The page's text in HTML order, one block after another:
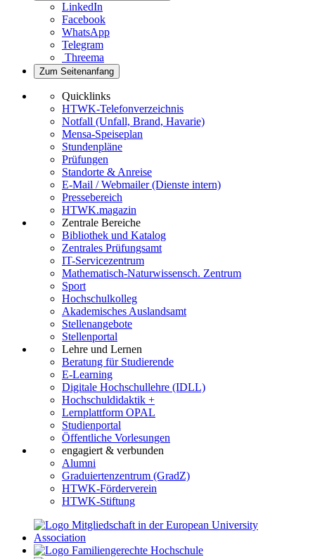
LinkedIn
Facebook
WhatsApp
Telegram
Threema
Zum Seitenanfang
Quicklinks
HTWK-Telefonverzeichnis
Notfall (Unfall, Brand, Havarie)
Mensa-Speiseplan
Stundenpläne
Prüfungen
Standorte & Anreise
E-Mail / Webmailer (Dienste intern)
Pressebereich
HTWK.magazin
Zentrale Bereiche
Bibliothek und Katalog
Zentrales Prüfungsamt
IT-Servicezentrum
Mathematisch-Naturwissensch. Zentrum
Sport
Hochschulkolleg
Akademisches Auslandsamt
Stellenangebote
Stellenportal
Lehre und Lernen
Beratung für Studierende
E-Learning
Digitale Hochschullehre (IDLL)
Hochschuldidaktik +
Lernplattform OPAL
Studienportal
Öffentliche Vorlesungen
engagiert & verbunden
Alumni
Graduiertenzentrum (GradZ)
HTWK-Förderverein
HTWK-Stiftung